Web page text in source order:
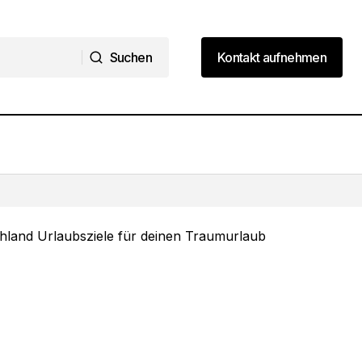
Suchen
Kontakt aufnehmen
Kontakt aufnehmen